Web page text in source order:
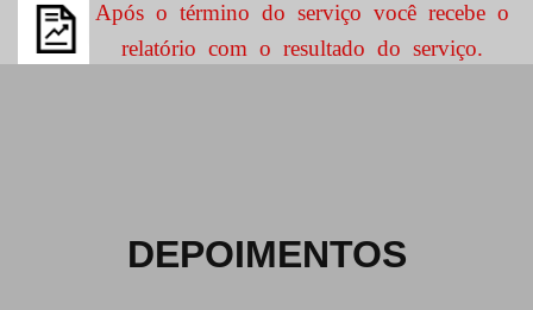
Após o término do serviço você recebe o
relatório com o resultado do serviço.
DEPOIMENTOS